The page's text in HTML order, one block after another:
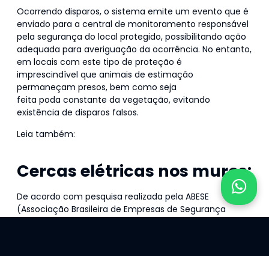
Ocorrendo disparos, o sistema emite um evento que é
enviado para a central de monitoramento responsável
pela segurança do local protegido, possibilitando ação
adequada para averiguação da ocorrência. No entanto,
em locais com este tipo de proteção é
imprescindível que animais de estimação
permaneçam presos, bem como seja
feita poda constante da vegetação, evitando
existência de disparos falsos.
Leia também:
Cercas elétricas nos muros:
De acordo com pesquisa realizada pela ABESE
(Associação Brasileira de Empresas de Segurança